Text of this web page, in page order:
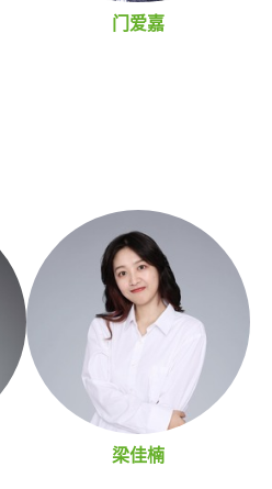
门爱嘉
梁佳楠